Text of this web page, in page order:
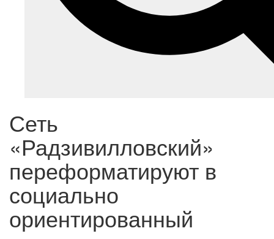
Сеть
«Радзивилловский»
переформатируют в
социально
ориентированный